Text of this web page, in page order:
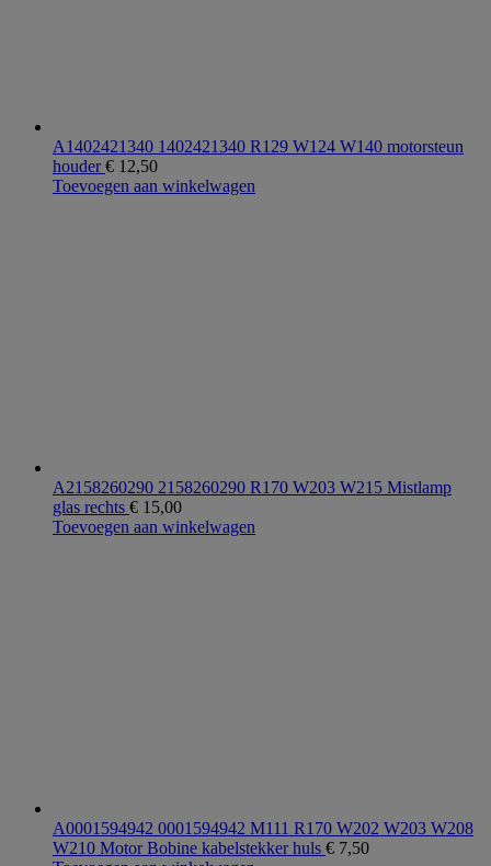
A1402421340 1402421340 R129 W124 W140 motorsteun
houder€ 12,50
Toevoegen aan winkelwagen
A2158260290 2158260290 R170 W203 W215 Mistlamp
glas rechts € 15,00
Toevoegen aan winkelwagen
A0001594942 0001594942 M111 R170 W202 W203 W208
W210 Motor Bobine kabelstekker huls € 7,50